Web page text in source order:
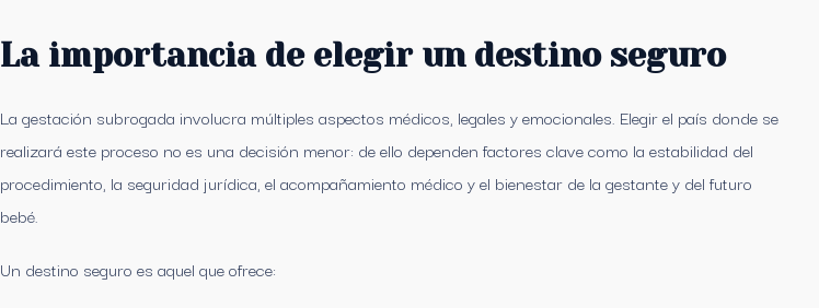
La importancia de elegir un destino seguro
La gestación subrogada involucra múltiples aspectos médicos, legales y emocionales. Elegir el país donde se
realizará este proceso no es una decisión menor: de ello dependen factores clave como la estabilidad del
procedimiento, la seguridad jurídica, el acompañamiento médico y el bienestar de la gestante y del futuro
bebé.
Un destino seguro es aquel que ofrece: